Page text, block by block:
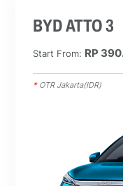
BYD ATTO 3
Start From: RP
* OTR Jakarta(IDR)